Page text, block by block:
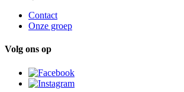
Contact
Onze groep
Volg ons op